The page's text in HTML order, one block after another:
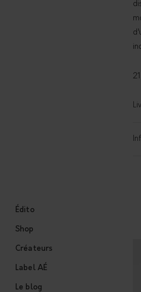
Édito
Shop
Créateurs
Label AÉ
Le blog